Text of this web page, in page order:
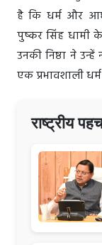
है कि धर्म और
पुष्कर सिंह धामी
उनकी निष्ठा ने
एक प्रभावशाली
राष्ट्रीय